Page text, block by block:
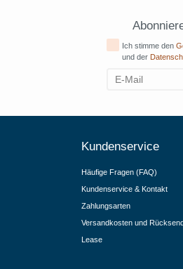
Ich stimme den
und der
Kundenservice
Häufige Fragen (FAQ)
Kundenservice & Kontakt
Zahlungsarten
Versandkosten und
Lease